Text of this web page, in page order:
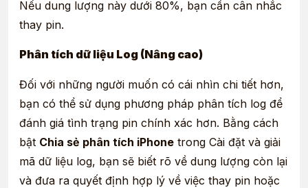
Nếu dung lượng này dưới 80%, bạn cần cân nhắc
thay pin.
Phân tích dữ liệu Log (Nâng cao)
Đối với những người muốn có cái nhìn chi tiết hơn,
bạn có thể sử dụng phương pháp phân tích log để
đánh giá tình trạng pin chính xác hơn. Bằng cách
bật Chia sẻ phân tích iPhone trong Cài đặt và giải
mã dữ liệu log, bạn sẽ biết rõ về dung lượng còn lại
và đưa ra quyết định hợp lý về việc thay pin hoặc